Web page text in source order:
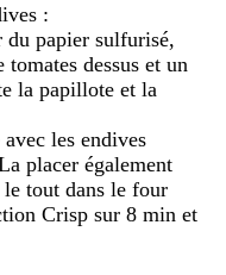
:
du papier sulfurisé,
tomates dessus et un
la papillote et la
les endives
placer également
tout dans le four
Crisp sur 8 min et